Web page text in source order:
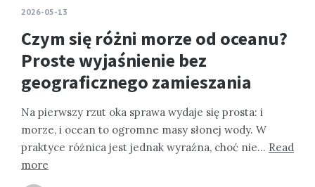
2026-05-13
Czym się różni morze od oceanu?
Proste wyjaśnienie bez
geograficznego zamieszania
Na pierwszy rzut oka sprawa wydaje się prosta: i
morze, i ocean to ogromne masy słonej wody. W
praktyce różnica jest jednak wyraźna, choć nie… Read
more